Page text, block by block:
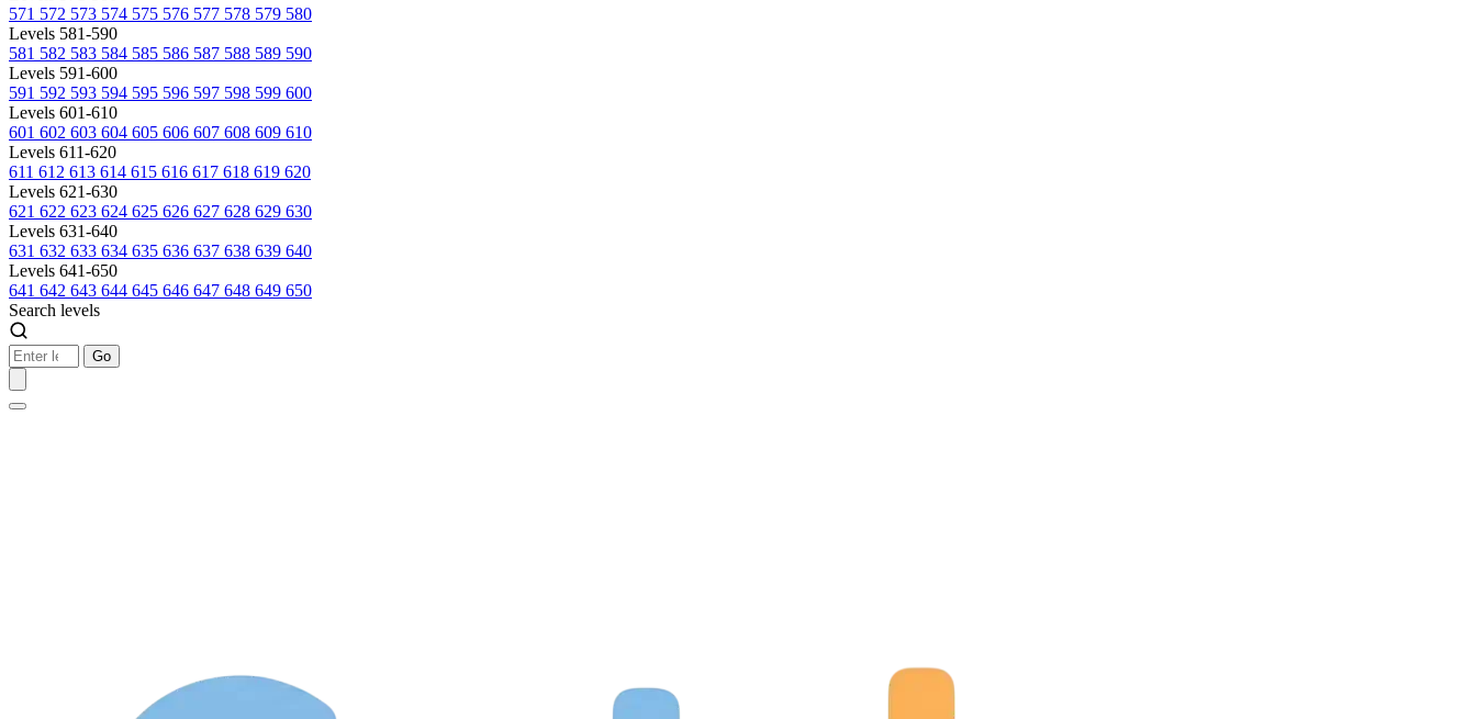
571 572 573 574 575 576 577 578 579 580
Levels 581-590
581 582 583 584 585 586 587 588 589 590
Levels 591-600
591 592 593 594 595 596 597 598 599 600
Levels 601-610
601 602 603 604 605 606 607 608 609 610
Levels 611-620
611 612 613 614 615 616 617 618 619 620
Levels 621-630
621 622 623 624 625 626 627 628 629 630
Levels 631-640
631 632 633 634 635 636 637 638 639 640
Levels 641-650
641 642 643 644 645 646 647 648 649 650
Search levels
Go